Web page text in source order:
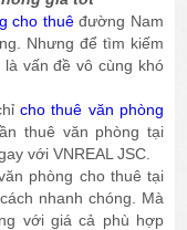
cho thuêđường Nam
Nhưng để tìm kiếm
vấn đề vô cùng khó
cho thuê văn phòng
thuê văn phòng tại
với VNREAL JSC.
phòng cho thuê tại
nhanh chóng. Mà
với giá cả phù hợp